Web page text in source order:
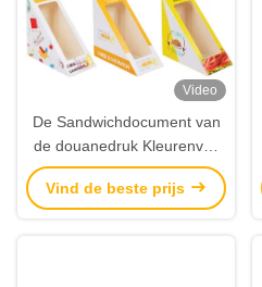
Video
De Sandwichdocument van
de douanedruk Kleurenvak
Verpakking met
Vensterfabrikant
Vind de beste prijs